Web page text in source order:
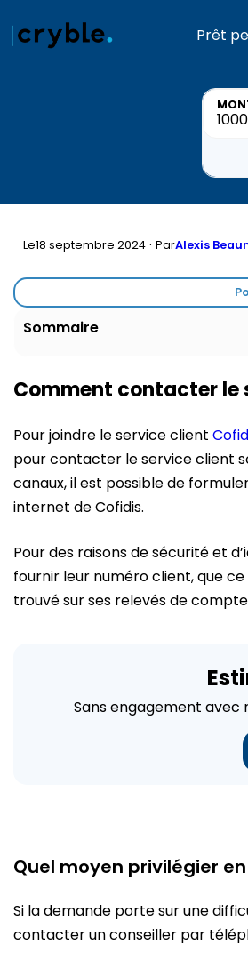
Prêt
Le18 septembre 2024· ParAlexis
Sommaire
Comment contacter le
Pour joindre le service client
pour contacter le service client
canaux, il est possible de
internet de Cofidis.
Pour des raisons de sécurité et
fournir leur numéro client, que
trouvé sur ses relevés de
Sans engagement
Quel moyen privilégier
Si la demande porte sur une
contacter un conseiller par